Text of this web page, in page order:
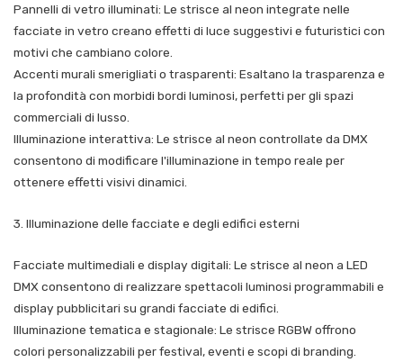
Pannelli di vetro illuminati: Le strisce al neon integrate nelle
facciate in vetro creano effetti di luce suggestivi e futuristici con
motivi che cambiano colore.
Accenti murali smerigliati o trasparenti: Esaltano la trasparenza e
la profondità con morbidi bordi luminosi, perfetti per gli spazi
commerciali di lusso.
Illuminazione interattiva: Le strisce al neon controllate da DMX
consentono di modificare l'illuminazione in tempo reale per
ottenere effetti visivi dinamici.
3. Illuminazione delle facciate e degli edifici esterni
Facciate multimediali e display digitali: Le strisce al neon a LED
DMX consentono di realizzare spettacoli luminosi programmabili e
display pubblicitari su grandi facciate di edifici.
Illuminazione tematica e stagionale: Le strisce RGBW offrono
colori personalizzabili per festival, eventi e scopi di branding.